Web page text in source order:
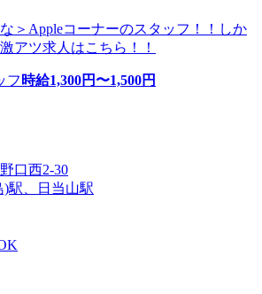
＞Appleコーナーのスタッフ！！しか
アツ求人はこちら！！
フ 時給1,300円〜1,500円
口西2-30
駅、日当山駅